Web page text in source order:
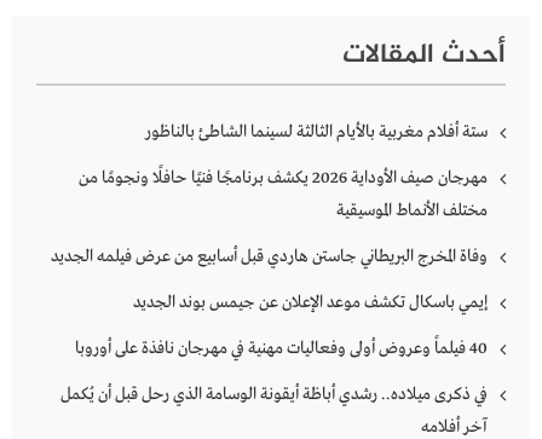
أحدث المقالات
ستة أفلام مغربية بالأيام الثالثة لسينما الشاطئ بالناظور
مهرجان صيف الأوداية 2026 يكشف برنامجًا فنيًا حافلًا ونجومًا من
مختلف الأنماط الموسيقية
وفاة المخرج البريطاني جاستن هاردي قبل أسابيع من عرض فيلمه الجديد
إيمي باسكال تكشف موعد الإعلان عن جيمس بوند الجديد
40 فيلماً وعروض أولى وفعاليات مهنية في مهرجان نافذة على أوروبا
في ذكرى ميلاده.. رشدي أباظة أيقونة الوسامة الذي رحل قبل أن يُكمل
آخر أفلامه